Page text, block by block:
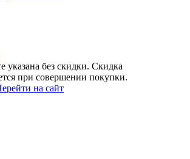
указана без скидки. Скидка
при совершении покупки.
на сайт